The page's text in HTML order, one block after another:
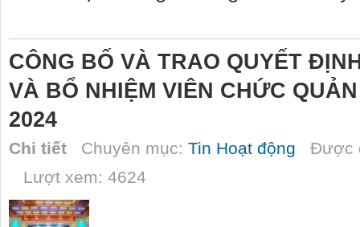
CÔNG BỐ VÀ TRAO QUYẾT
VÀ BỔ NHIỆM VIÊN CHỨC
2024
Chi tiết Chuyên mục: Tin Hoạt động Được
Lượt xem: 4624